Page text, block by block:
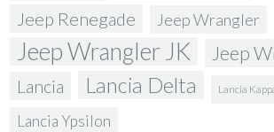
Jeep Renegade Jeep Wrangler
Jeep Wrangler JK Jeep
Lancia Lancia Delta Lancia
Lancia Ypsilon